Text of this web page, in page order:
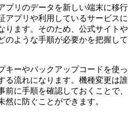
プリのデータを新しい端末に移行
アプリや利用しているサービスに
ります。そのため、公式サイトや
のような手順が必要かを把握して
キーやバックアップコードを使っ
る流れになります。機種変更は誰
前に手順を確認しておくことで、
然に防ぐことができます。